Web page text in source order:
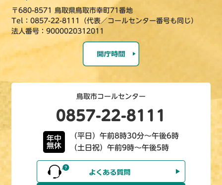
〒680-8571 鳥取県鳥取市幸町71番地
Tel：0857-22-8111（代表／コールセンター番号も同じ）
法人番号：9000020312011
鳥取市コールセンター
0857-22-8111
年中
無休
（平日）午前8時30分～午後6時
（土日祝）午前9時～午後5時